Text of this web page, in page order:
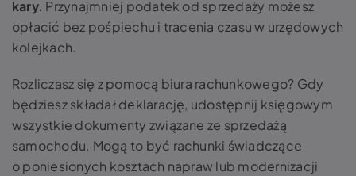
kary. Przynajmniej podatek od sprzedaży możesz
opłacić bez pośpiechu i tracenia czasu w urzędowych
kolejkach.
Rozliczasz się z pomocą biura rachunkowego? Gdy
będziesz składał deklarację, udostępnij księgowym
wszystkie dokumenty związane ze sprzedażą
samochodu. Mogą to być rachunki świadczące
o poniesionych kosztach napraw lub modernizacji